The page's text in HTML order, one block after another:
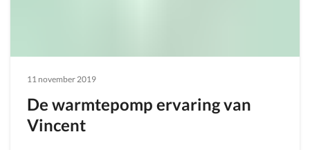
11 november 2019
De warmtepomp ervaring van
Vincent